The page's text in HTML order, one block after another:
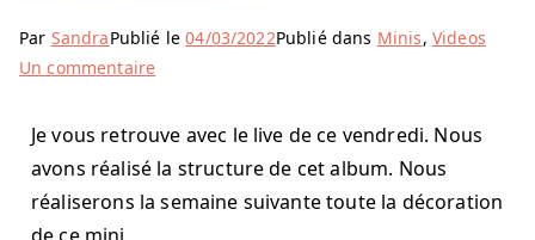
Par SandraPublié le04/03/2022Publié dans Minis, Videos
Un commentaire
Je vous retrouve avec le live de ce vendredi. Nous
avons réalisé la structure de cet album. Nous
réaliserons la semaine suivante toute la décoration